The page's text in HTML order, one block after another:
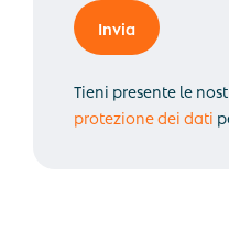
Tieni presente le
protezione dei dati